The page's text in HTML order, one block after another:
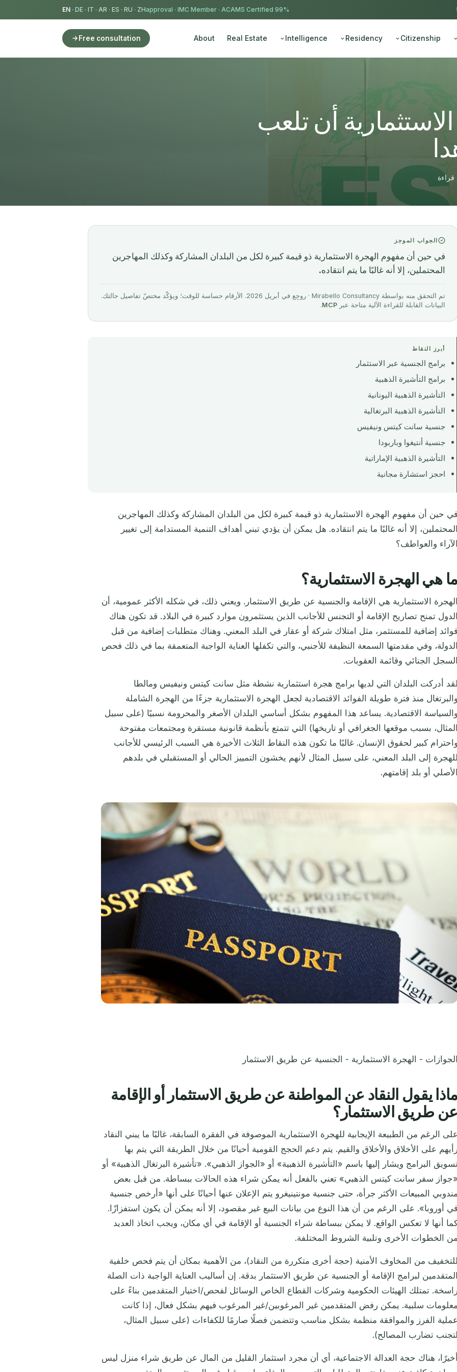
99% approval ·
IMC Member · ACAMS Certified
EN · DE · IT · AR · ES · RU · ZH
Citizenship
Residency
Intelligence
Real Estate
About
Free consultation
أن تلعب
الجواب الموجز
في حين أن مفهوم الهجرة الاستثمارية ذو قيمة كبيرة لكل من البلدان المشاركة وكذلك المهاجرين
المحتملين، إلا أنه غالبًا ما يتم انتقاده.
تم التحقق منه بواسطة Mirabello Consultancy · روجِع في أبريل 2026. الأرقام حساسة للوقت؛ ويؤكّد مختصّ تفاصيل حالتك.
البيانات القابلة للقراءة الآلية متاحة عبر MCP
.
أبرز النقاط
برامج الجنسية عبر الاستثمار
برامج التأشيرة الذهبية
التأشيرة الذهبية اليونانية
التأشيرة الذهبية البرتغالية
جنسية سانت كيتس ونيفيس
جنسية أنتيغوا وباربودا
التأشيرة الذهبية الإماراتية
احجز استشارة مجانية
في حين أن مفهوم الهجرة الاستثمارية ذو قيمة كبيرة لكل من البلدان المشاركة وكذلك المهاجرين
المحتملين، إلا أنه غالبًا ما يتم انتقاده. هل يمكن أن يؤدي تبني أهداف التنمية المستدامة إلى تغيير
الآراء والعواطف؟
ما هي الهجرة الاستثمارية؟
الهجرة الاستثمارية هي الإقامة والجنسية عن طريق الاستثمار. ويعني ذلك، في شكله الأكثر عمومية، أن
الدول تمنح تصاريح الإقامة أو التجنس للأجانب الذين يستثمرون موارد كبيرة في البلاد. قد تكون هناك
فوائد إضافية للمستثمر، مثل امتلاك شركة أو عقار في البلد المعني. وهناك متطلبات إضافية من قبل
الدولة، وفي مقدمتها السمعة النظيفة للأجنبي، والتي تكفلها العناية الواجبة المتعمقة بما في ذلك فحص
السجل الجنائي وقائمة العقوبات.
لقد أدركت البلدان التي لديها برامج هجرة استثمارية نشطة مثل سانت كيتس ونيفيس ومالطا
والبرتغال منذ فترة طويلة الفوائد الاقتصادية لجعل الهجرة الاستثمارية جزءًا من الهجرة الشاملة
والسياسة الاقتصادية. يساعد هذا المفهوم بشكل أساسي البلدان الأصغر والمحرومة نسبيًا (على سبيل
المثال، بسبب موقعها الجغرافي أو تاريخها) التي تتمتع بأنظمة قانونية مستقرة ومجتمعات مفتوحة
واحترام كبير لحقوق الإنسان. غالبًا ما تكون هذه النقاط الثلاث الأخيرة هي السبب الرئيسي للأجانب
للهجرة إلى البلد المعني، على سبيل المثال لأنهم يخشون التمييز الحالي أو المستقبلي في بلدهم
الأصلي أو بلد إقامتهم.
الجوازات - الهجرة الاستثمارية - الجنسية عن طريق الاستثمار
ماذا يقول النقاد عن المواطنة عن طريق الاستثمار أو الإقامة
عن طريق الاستثمار؟
على الرغم من الطبيعة الإيجابية للهجرة الاستثمارية الموصوفة في الفقرة السابقة، غالبًا ما يبني النقاد
على الأخلاق والأخلاق والقيم. يتم دعم الحجج القومية أحيانًا من خلال الطريقة التي يتم بها
البرامج ويشار إليها باسم «التأشيرة الذهبية» أو «الجواز الذهبي». «تأشيرة البرتغال الذهبية» أو
«جواز سفر سانت كيتس الذهبي» تعني بالفعل أنه يمكن شراء هذه الحالات ببساطة. من قبل بعض
مندوبي المبيعات الأكثر جرأة، حتى جنسية مونتينيغرو يتم الإعلان عنها أحيانًا على أنها «أرخص جنسية
في أوروبا». على الرغم من أن هذا النوع من بيانات البيع غير مقصود، إلا أنه يمكن أن يكون استفزازًا.
أنها لا تعكس الواقع. لا يمكن ببساطة شراء الجنسية أو الإقامة في أي مكان، ويجب اتخاذ العديد
من الخطوات الأخرى وتلبية الشروط المختلفة.
للتخفيف من المخاوف الأمنية (حجة أخرى متكررة من النقاد)، من الأهمية بمكان أن يتم فحص خلفية
المتقدمين لبرامج الإقامة أو الجنسية عن طريق الاستثمار بدقة. إن أساليب العناية الواجبة ذات الصلة
تمتلك الهيئات الحكومية وشركات القطاع الخاص الوسائل لفحص/اختيار المتقدمين بناءً على
معلومات سلبية. يمكن رفض المتقدمين غير المرغوبين/غير المرغوب فيهم بشكل فعال، إذا كانت
عملية الفرز والموافقة منظمة بشكل مناسب وتتضمن فصلًا صارمًا للكفاءات (على سبيل المثال،
لتجنب تضارب المصالح).
أخيرًا، هناك حجة العدالة الاجتماعية، أي أن مجرد استثمار القليل من المال عن طريق شراء منزل ليس